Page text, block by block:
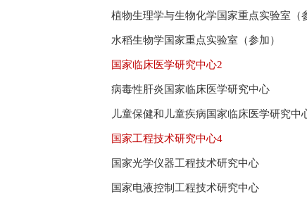
植物生理学与生物化学国家重点实验室（
水稻生物学国家重点实验室（参加）
国家临床医学研究中心2
病毒性肝炎国家临床医学研究中心
儿童保健和儿童疾病国家临床医学研究中
国家工程技术研究中心4
国家光学仪器工程技术研究中心
国家电液控制工程技术研究中心